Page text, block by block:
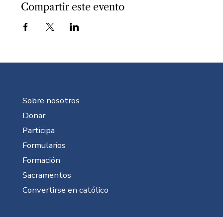
Compartir este evento
Sobre nosotros
Donar
Participa
Formularios
Formación
Sacramentos
Convertirse en católico